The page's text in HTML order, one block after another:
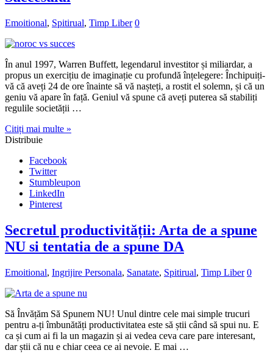
Emoitional, Spitirual, Timp Liber 0
În anul 1997, Warren Buffett, legendarul investitor și miliardar, a
propus un exercițiu de imaginație cu profundă înțelegere: Închipuiți-
vă că aveți 24 de ore înainte să vă nașteți, a rostit el solemn, și că un
geniu vă apare în față. Geniul vă spune că aveți puterea să stabiliți
regulile societății …
Citiți mai multe »
Distribuie
Facebook
Twitter
Stumbleupon
LinkedIn
Pinterest
Secretul productivității: Arta de a spune
NU si tentatia de a spune DA
Emoitional, Ingrijire Personala, Sanatate, Spitirual, Timp Liber 0
Să Învățăm Să Spunem NU! Unul dintre cele mai simple trucuri
pentru a-ți îmbunătăți productivitatea este să știi când să spui nu. E
ca și cum ai fi la un magazin și ai vedea ceva care pare interesant,
dar știi că nu e chiar ceea ce ai nevoie. E mai …